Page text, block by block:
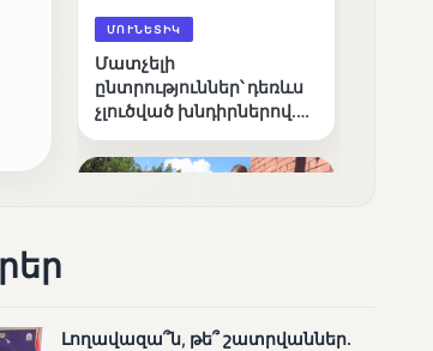
ՄՈՒՆԵՏԻԿ
Մատչելի
ընտրություններ՝ դեռևս
չլուծված խնդիրներով.
դիտորդական
ՄՈՒՆԵՏԻԿ
Լողավազա՞ն, թե՞ շատրվաններ.